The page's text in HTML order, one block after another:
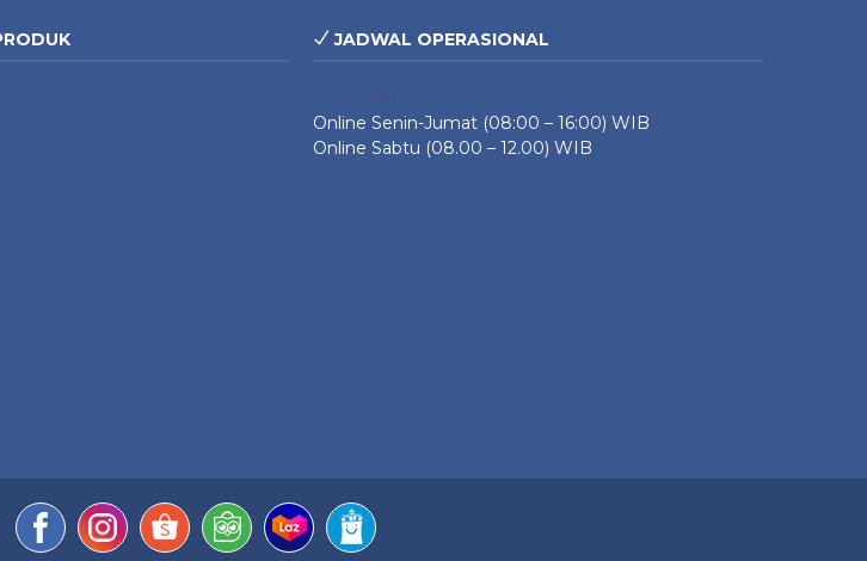
JADWAL OPERASIONAL
Online Senin-Jumat (08:00 – 16:00) WIB
Online Sabtu (08.00 – 12.00) WIB